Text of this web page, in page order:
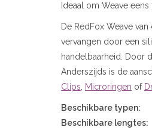
Ideaal om Weave
De RedFox Weave
vervangen door een
handelbaarheid. Door
Anderszijds is de
Clips
Microringen of
Beschikbare typen:
Beschikbare lengtes: